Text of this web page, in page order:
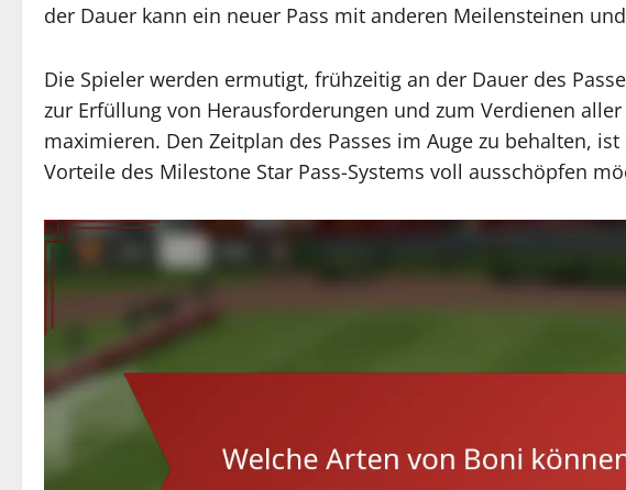
der Dauer kann ein neuer Pass mit anderen Meilensteinen
Die Spieler werden ermutigt, frühzeitig an der Dauer des
zur Erfüllung von Herausforderungen und zum Verdienen
maximieren. Den Zeitplan des Passes im Auge zu behalten,
Vorteile des Milestone Star Pass-Systems voll ausschöpfen